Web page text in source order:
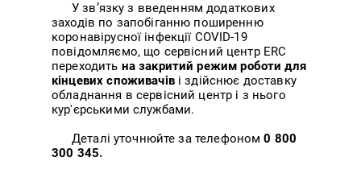
У зв’язку з введенням додаткових
заходів по запобіганню поширенню
коронавірусної інфекції COVID-19
повідомляємо, що сервісний центр ERC
переходить на закритий режим роботи для
кінцевих споживачіві здійснює доставку
обладнання в сервісний центр і з нього
кур'єрськими службами.
Деталі уточнюйте за телефоном0 800
300 345.